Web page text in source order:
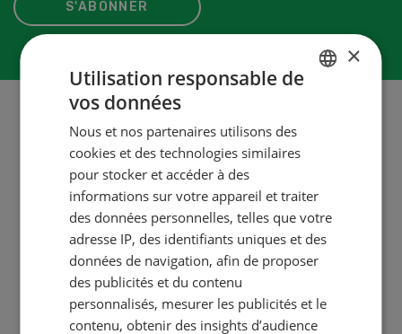
S'ABONNER
A propos de nous
La Revue UFA propose des
solutions professionnelles
individuelles à toutes les
agricultrices et agriculteurs de
Suisse. Notre équipe entretien des
contacts privilégiés avec de
nombreux auteurs spécialisés des
×
Utilisation responsable de
vos données
Nous et nos partenaires utilisons des
cookies et des technologies similaires
pour stocker et accéder à des
informations sur votre appareil et traiter
des données personnelles, telles que votre
adresse IP, des identifiants uniques et des
données de navigation, afin de proposer
des publicités et du contenu
personnalisés, mesurer les publicités et le
contenu, obtenir des insights d’audience